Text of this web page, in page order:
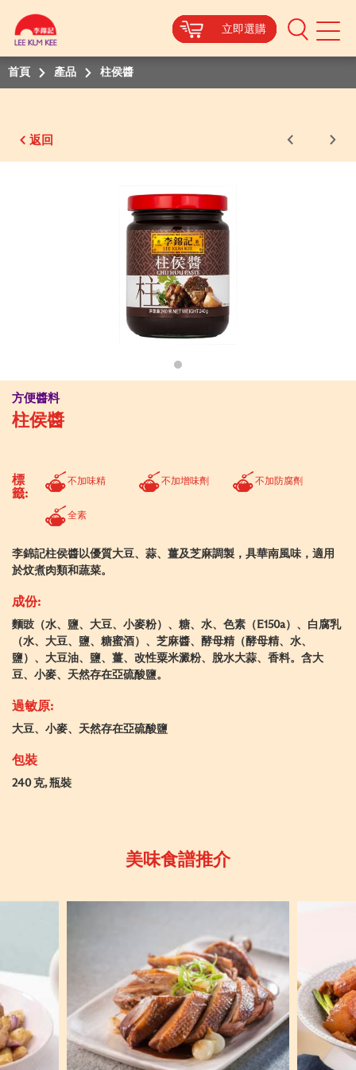
立即選購
Mobile
立即選購
立即選購
立即選購
立即選購
立即選購
立即選購
首頁 產品 柱侯醬
返回
方便醬料
柱侯醬
標
籤:
不加味精 不加增味劑 不加防腐劑
全素
李錦記柱侯醬以優質大豆、蒜、薑及芝麻調製，具華南風味，適用
於炆煮肉類和蔬菜。
成份:
麵豉（水、鹽、大豆、小麥粉）、糖、水、色素（E150a）、白腐乳
（水、大豆、鹽、糖蜜酒）、芝麻醬、酵母精（酵母精、水、
鹽）、大豆油、鹽、薑、改性粟米澱粉、脫水大蒜、香料。含大
豆、小麥、天然存在亞硫酸鹽。
過敏原:
大豆、小麥、天然存在亞硫酸鹽
包裝
240 克, 瓶裝
美味食譜推介